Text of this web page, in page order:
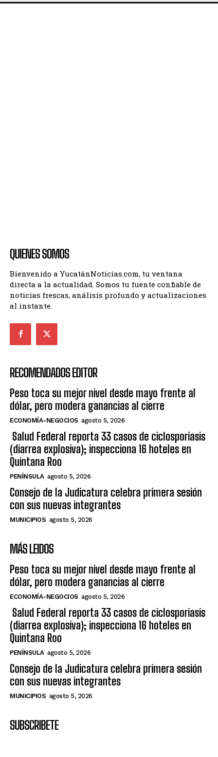
QUIENES SOMOS
Bienvenido a YucatánNoticias.com, tu ventana
directa a la actualidad. Somos tu fuente confiable de
noticias frescas, análisis profundo y actualizaciones
al instante.
RECOMENDADOS EDITOR
Peso toca su mejor nivel desde mayo frente al
dólar, pero modera ganancias al cierre
ECONOMÍA-NEGOCIOS agosto 5, 2026
Salud Federal reporta 33 casos de ciclosporiasis
(diarrea explosiva); inspecciona 16 hoteles en
Quintana Roo
PENÍNSULA agosto 5, 2026
Consejo de la Judicatura celebra primera sesión
con sus nuevas integrantes
MUNICIPIOS agosto 5, 2026
MÁS LEIDOS
Peso toca su mejor nivel desde mayo frente al
dólar, pero modera ganancias al cierre
ECONOMÍA-NEGOCIOS agosto 5, 2026
Salud Federal reporta 33 casos de ciclosporiasis
(diarrea explosiva); inspecciona 16 hoteles en
Quintana Roo
PENÍNSULA agosto 5, 2026
Consejo de la Judicatura celebra primera sesión
con sus nuevas integrantes
MUNICIPIOS agosto 5, 2026
SUBSCRIBETE